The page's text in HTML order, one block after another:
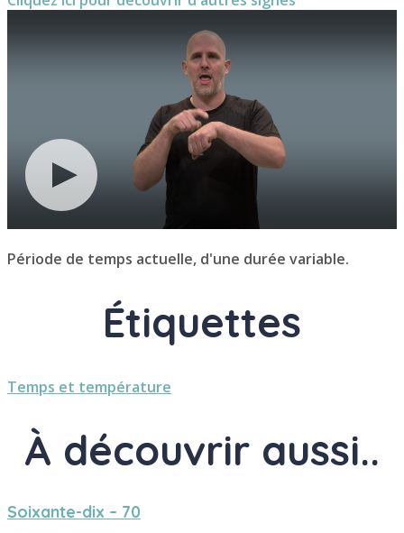
Période de temps actuelle, d'une durée variable.
Étiquettes
Temps et température
À découvrir aussi..
Soixante-dix – 70